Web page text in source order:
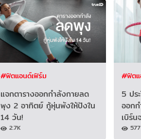
#ฟิตแอนด์เฟิร์ม
แจกตารางออกกำลังกายลด
พุง 2 อาทิตย์ กู้หุ่นพังให้ปังใน
14 วัน!
2.7K
#ฟิตแ
5 ปร
ออก
เบิร์น
577